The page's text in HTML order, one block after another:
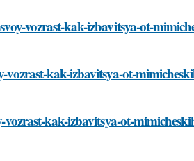
vozrast-kak-izbavitsya-ot-
kak-izbavitsya-ot-
kak-izbavitsya-ot-